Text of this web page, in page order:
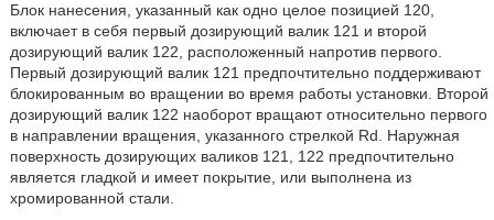
Блок нанесения, указанный как одно целое позицией 120,
включает в себя первый дозирующий валик 121 и второй
дозирующий валик 122, расположенный напротив первого.
Первый дозирующий валик 121 предпочтительно поддерживают
блокированным во вращении во время работы установки. Второй
дозирующий валик 122 наоборот вращают относительно первого
в направлении вращения, указанного стрелкой Rd. Наружная
поверхность дозирующих валиков 121, 122 предпочтительно
является гладкой и имеет покрытие, или выполнена из
хромированной стали.